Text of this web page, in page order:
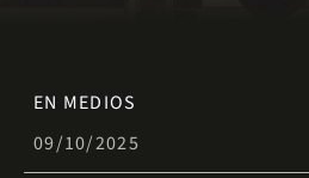
EN MEDIOS
09/10/2025